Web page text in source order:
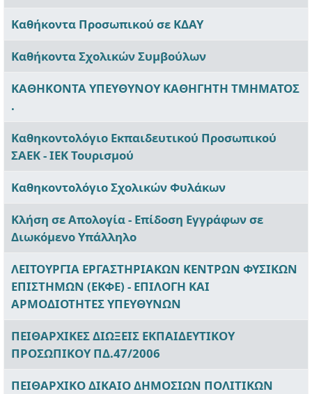
Καθήκοντα Προσωπικού σε ΚΔΑΥ
Καθήκοντα Σχολικών Συμβούλων
ΚΑΘΗΚΟΝΤΑ ΥΠΕΥΘΥΝΟΥ ΚΑΘΗΓΗΤΗ ΤΜΗΜΑΤΟΣ
.
Καθηκοντολόγιο Εκπαιδευτικού Προσωπικού
ΣΑΕΚ - ΙΕΚ Τουρισμού
Καθηκοντολόγιο Σχολικών Φυλάκων
Κλήση σε Απολογία - Επίδοση Εγγράφων σε
Διωκόμενο Υπάλληλο
ΛΕΙΤΟΥΡΓΙΑ ΕΡΓΑΣΤΗΡΙΑΚΩΝ ΚΕΝΤΡΩΝ ΦΥΣΙΚΩΝ
ΕΠΙΣΤΗΜΩΝ (ΕΚΦΕ) - ΕΠΙΛΟΓΗ ΚΑΙ
ΑΡΜΟΔΙΟΤΗΤΕΣ ΥΠΕΥΘΥΝΩΝ
ΠΕΙΘΑΡΧΙΚΕΣ ΔΙΩΞΕΙΣ ΕΚΠΑΙΔΕΥΤΙΚΟΥ
ΠΡΟΣΩΠΙΚΟΥ ΠΔ.47/2006
ΠΕΙΘΑΡΧΙΚΟ ΔΙΚΑΙΟ ΔΗΜΟΣΙΩΝ ΠΟΛΙΤΙΚΩΝ